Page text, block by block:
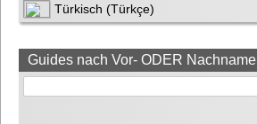
Türkisch (Türkçe)
Guides nach Vor- ODER Nachname